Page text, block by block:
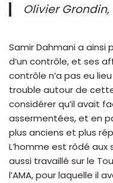
Olivier
Samir Dahmani a ainsi
d’un contrôle, et ses
contrôle n’a pas eu
trouble autour de
considérer qu’il avait
assermentées, et en
plus anciens et plus
L’homme est rôdé
aussi travaillé sur le
l’AMA, pour laquelle il